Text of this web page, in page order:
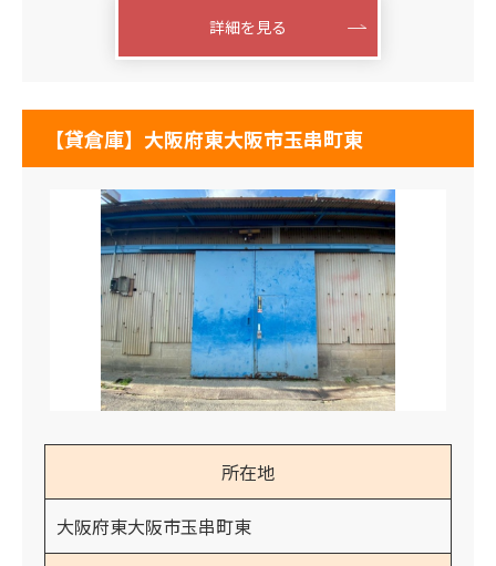
詳細を見る
【貸倉庫】大阪府東大阪市玉串町東
所在地
大阪府東大阪市玉串町東